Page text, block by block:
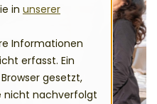
in unserer
Informationen
erfasst. Ein
gesetzt,
nicht nachverfolgt